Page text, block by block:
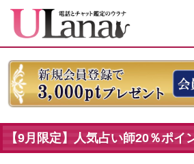
【9月限定】人気占い師20％ポイ